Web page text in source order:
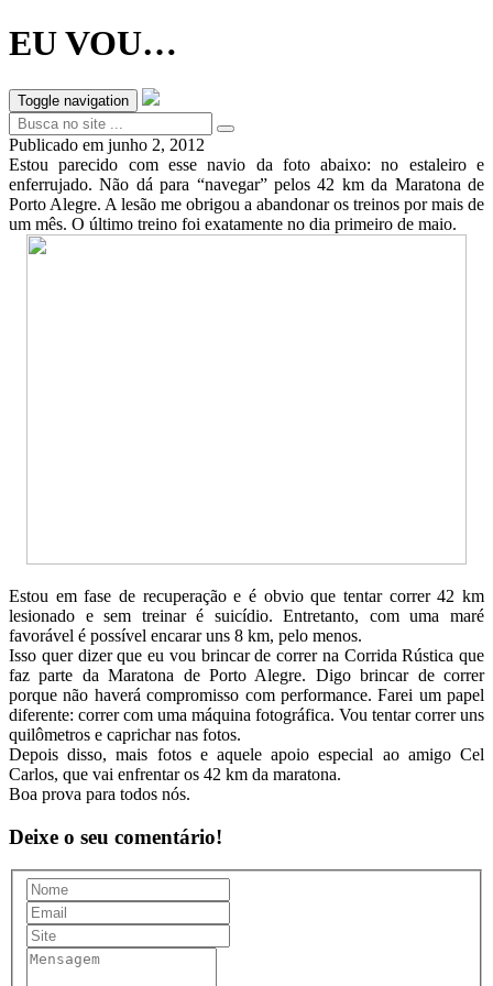
EU VOU…
Toggle navigation
Publicado em junho 2, 2012
Estou parecido com esse navio da foto abaixo: no estaleiro e
enferrujado. Não dá para “navegar” pelos 42 km da Maratona de
Porto Alegre. A lesão me obrigou a abandonar os treinos por mais de
um mês. O último treino foi exatamente no dia primeiro de maio.
Estou em fase de recuperação e é obvio que tentar correr 42 km
lesionado e sem treinar é suicídio. Entretanto, com uma maré
favorável é possível encarar uns 8 km, pelo menos.
Isso quer dizer que eu vou brincar de correr na Corrida Rústica que
faz parte da Maratona de Porto Alegre. Digo brincar de correr
porque não haverá compromisso com performance. Farei um papel
diferente: correr com uma máquina fotográfica. Vou tentar correr uns
quilômetros e caprichar nas fotos.
Depois disso, mais fotos e aquele apoio especial ao amigo Cel
Carlos, que vai enfrentar os 42 km da maratona.
Boa prova para todos nós.
Deixe o seu comentário!